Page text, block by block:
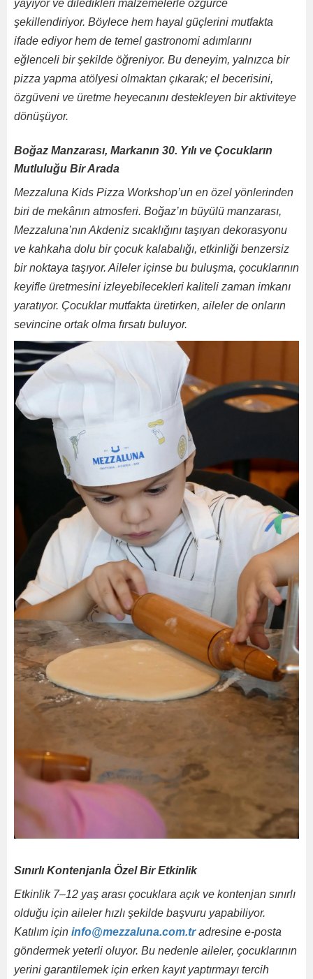
yayıyor ve diledikleri malzemelerle özgürce
şekillendiriyor. Böylece hem hayal güçlerini mutfakta
ifade ediyor hem de temel gastronomi adımlarını
eğlenceli bir şekilde öğreniyor. Bu deneyim, yalnızca bir
pizza yapma atölyesi olmaktan çıkarak; el becerisini,
özgüveni ve üretme heyecanını destekleyen bir aktiviteye
dönüşüyor.
Boğaz Manzarası, Markanın 30. Yılı ve Çocukların
Mutluluğu Bir Arada
Mezzaluna Kids Pizza Workshop’un en özel yönlerinden
biri de mekânın atmosferi. Boğaz’ın büyülü manzarası,
Mezzaluna’nın Akdeniz sıcaklığını taşıyan dekorasyonu
ve kahkaha dolu bir çocuk kalabalığı, etkinliği benzersiz
bir noktaya taşıyor. Aileler içinse bu buluşma, çocuklarının
keyifle üretmesini izleyebilecekleri kaliteli zaman imkanı
yaratıyor. Çocuklar mutfakta üretirken, aileler de onların
sevincine ortak olma fırsatı buluyor.
Sınırlı Kontenjanla Özel Bir Etkinlik
Etkinlik 7–12 yaş arası çocuklara açık ve kontenjan sınırlı
olduğu için aileler hızlı şekilde başvuru yapabiliyor.
Katılım için info@mezzaluna.com.tradresine e-posta
göndermek yeterli oluyor. Bu nedenle aileler, çocuklarının
yerini garantilemek için erken kayıt yaptırmayı tercih